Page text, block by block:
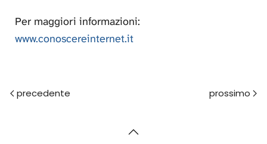
Per maggiori informazioni:
www.conoscereinternet.it